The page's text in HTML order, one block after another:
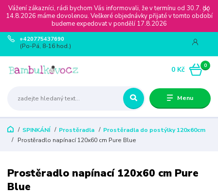
Vážení zákazníci, rádi bychom Vás informovali, že v termínu od 30.7. do
14.8.2026 máme dovolenou. Veškeré objednávky přijaté v tomto období
budeme expedovat v pondělí 17.8.2026
Menu
+420775437690
(Po-Pá, 8-16 hod.)
0
0 Kč
SPINKÁNÍ Prostěradla
Prostěradla do postýlky 120x60cm
Prostěradlo napínací 120x60 cm Pure Blue
Prostěradlo napínací 120x60 cm Pure
Blue